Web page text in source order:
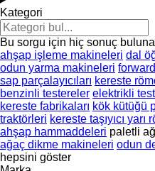
Kategori
Bu sorgu için hiç sonuç
ahşap işleme makineleri dal
odun yarma makineleri
sap parçalayıcıları kereste
benzinli testereler elektrikli
kereste fabrikaları kök kütüğü
traktörleri kereste taşıyıcı yarı
ahşap hammaddeleri paletli
ağaç dikme makineleri odun
hepsini göster